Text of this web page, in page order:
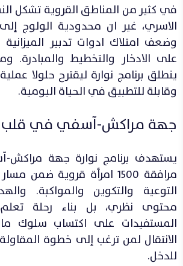
في كثير من المناطق القروية تشكل
الاسري، غير ان محدودية الولوج
وضعف امتلاك ادوات تدبير
على الادخار والتخطيط والمبادرة.
ينطلق برنامج نوارة ليقترح حلولا
وقابلة للتطبيق في الحياة اليومية.
جهة مراكش-آسفي في قلب
يستهدف برنامج نوارة جهة
مرافقة 1500 امرأة قروية
التوعية والتكوين والمواكبة.
محتوى نظري، بل بناء رحلة
المستفيدات على اكتساب سلوك
الانتقال لمن ترغب إلى خطوة
للدخل.